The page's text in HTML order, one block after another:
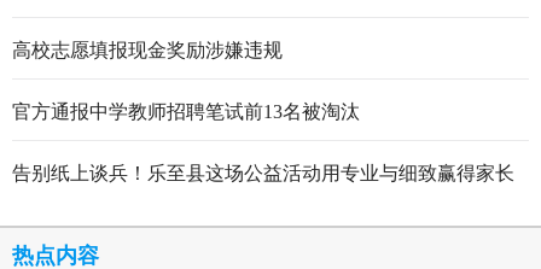
高校志愿填报现金奖励涉嫌违规
官方通报中学教师招聘笔试前13名被淘汰
告别纸上谈兵！乐至县这场公益活动用专业与细致赢得家长
热点内容